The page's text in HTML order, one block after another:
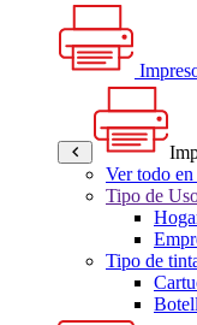
Ver todo
Tipo de
Tipo de